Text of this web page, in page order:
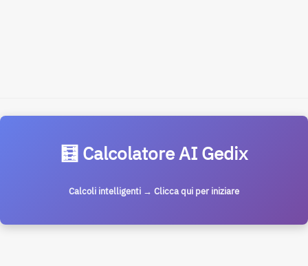
🧮 Calcolatore AI Gedix
Calcoli intelligenti → Clicca qui per iniziare